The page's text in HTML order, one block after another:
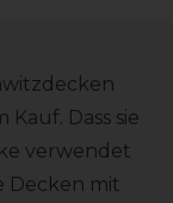
Dass sie
verwendet
Decken mit